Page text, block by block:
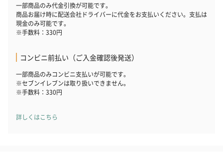
一部商品のみ代金引換が可能です。
商品お届け時に配送会社ドライバーに代金をお支払いください。支払は
現金のみ可能です。
※手数料：330円
コンビニ前払い（ご入金確認後発送）
一部商品のみコンビニ支払いが可能です。
※セブンイレブンは取り扱いできません。
※手数料：330円
詳しくはこちら